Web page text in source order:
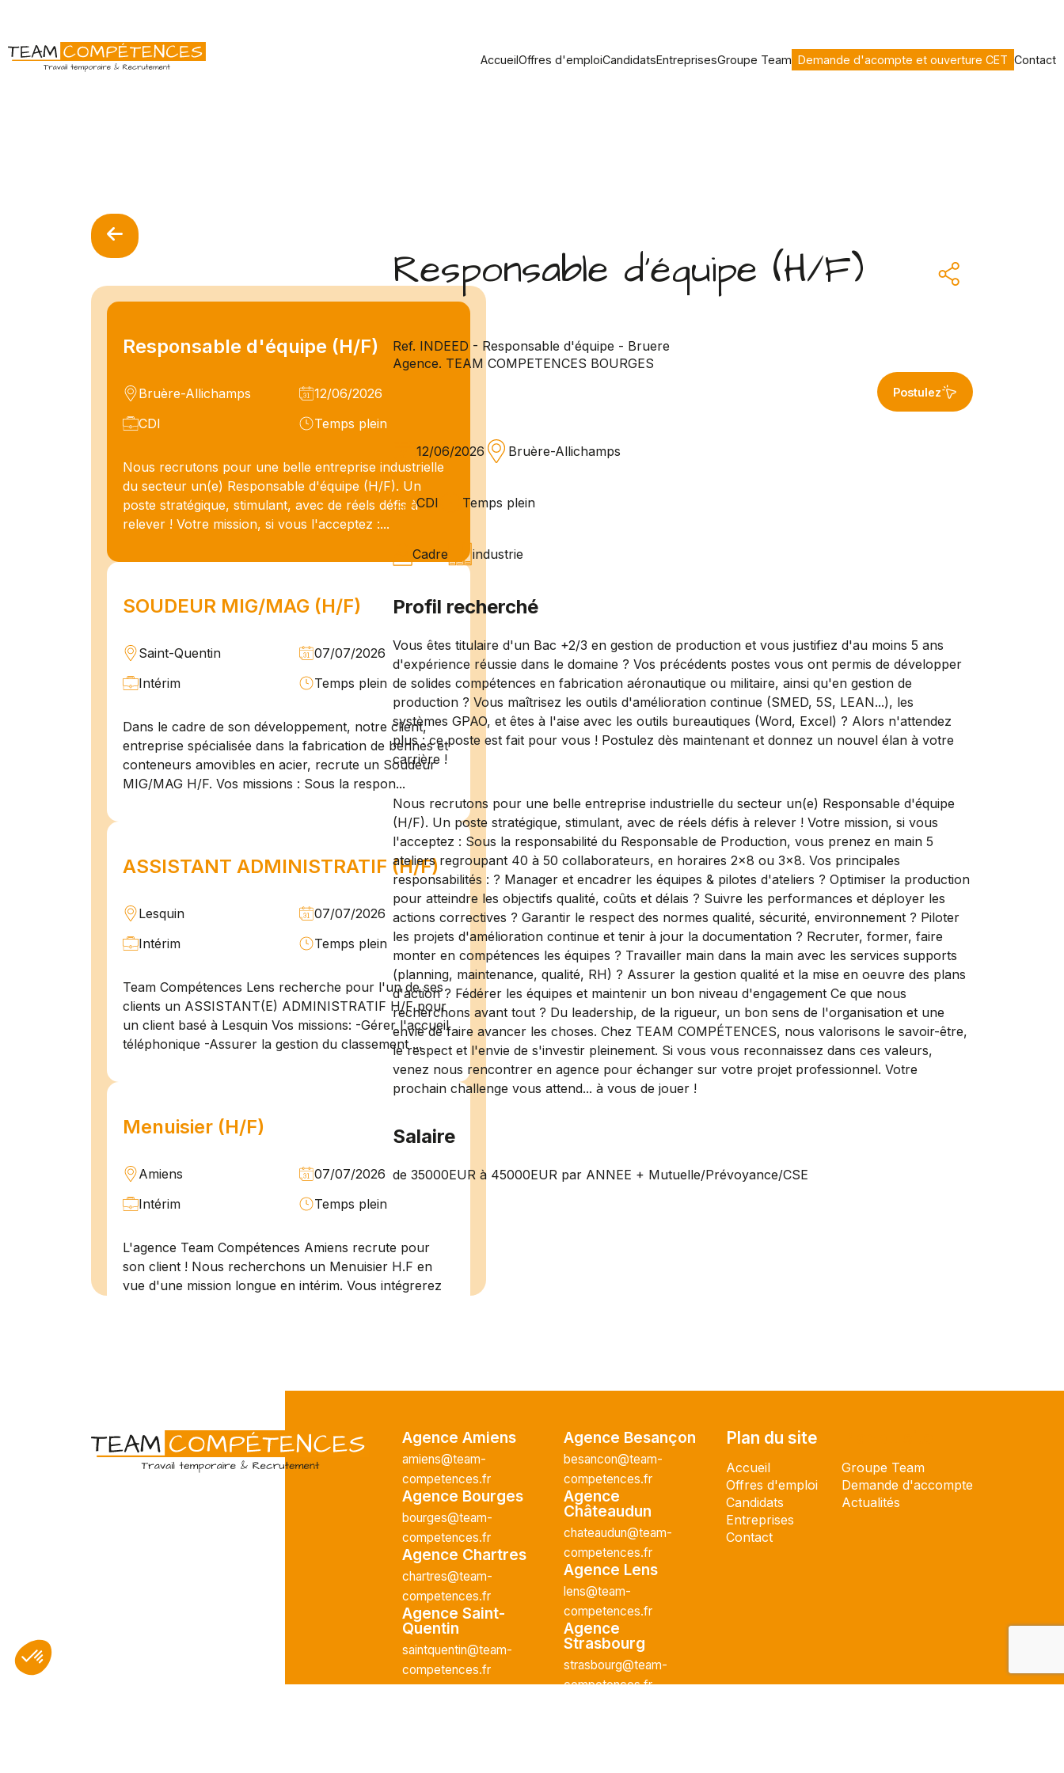
AccueilOffres d'emploiCandidatsEntreprisesGroupe Team Demande d'acompte et ouverture CET Contact
Responsable d'équipe (H/F)
Bruère-Allichamps
12/06/2026
CDI
Temps plein
Nous recrutons pour une belle entreprise industrielle
du secteur un(e) Responsable d'équipe (H/F). Un
poste stratégique, stimulant, avec de réels défis à
relever ! Votre mission, si vous l'acceptez :...
SOUDEUR MIG/MAG (H/F)
Saint-Quentin
07/07/2026
Intérim
Temps plein
Dans le cadre de son développement, notre client,
entreprise spécialisée dans la fabrication de bennes et
conteneurs amovibles en acier, recrute un Soudeur
MIG/MAG H/F. Vos missions : Sous la respon...
ASSISTANT ADMINISTRATIF (H/F)
Lesquin
07/07/2026
Intérim
Temps plein
Team Compétences Lens recherche pour l'un de ses
clients un ASSISTANT(E) ADMINISTRATIF H/F pour
un client basé à Lesquin Vos missions: -Gérer l'accueil
téléphonique -Assurer la gestion du classement ...
Menuisier (H/F)
Amiens
07/07/2026
Intérim
Temps plein
L'agence Team Compétences Amiens recrute pour
son client ! Nous recherchons un Menuisier H.F en
vue d'une mission longue en intérim. Vous intégrerez
Technicien de maintenance H/F
Amiens
07/07/2026
Intérim
Temps plein
L'agence TEAM COMPETENCES recherche pour son
client, des Techniciens de Maintenance H/F afin
d'assurer la maintenance préventive et curative
d'installations industrielles. Vos missions : - Réaliser...
Responsable d'équipe (H/F)
Ref. INDEED - Responsable d'équipe - Bruere
Agence. TEAM COMPETENCES BOURGES
Postulez
12/06/2026 Bruère-Allichamps
CDI Temps plein
Cadre industrie
Profil recherché
Vous êtes titulaire d'un Bac +2/3 en gestion de production et vous justifiez d'au moins 5 ans
d'expérience réussie dans le domaine ? Vos précédents postes vous ont permis de développer
de solides compétences en fabrication aéronautique ou militaire, ainsi qu'en gestion de
production ? Vous maîtrisez les outils d'amélioration continue (SMED, 5S, LEAN...), les
systèmes GPAO, et êtes à l'aise avec les outils bureautiques (Word, Excel) ? Alors n'attendez
plus : ce poste est fait pour vous ! Postulez dès maintenant et donnez un nouvel élan à votre
carrière !
Nous recrutons pour une belle entreprise industrielle du secteur un(e) Responsable d'équipe
(H/F). Un poste stratégique, stimulant, avec de réels défis à relever ! Votre mission, si vous
l'acceptez : Sous la responsabilité du Responsable de Production, vous prenez en main 5
ateliers regroupant 40 à 50 collaborateurs, en horaires 2x8 ou 3x8. Vos principales
responsabilités : ? Manager et encadrer les équipes & pilotes d'ateliers ? Optimiser la production
pour atteindre les objectifs qualité, coûts et délais ? Suivre les performances et déployer les
actions correctives ? Garantir le respect des normes qualité, sécurité, environnement ? Piloter
les projets d'amélioration continue et tenir à jour la documentation ? Recruter, former, faire
monter en compétences les équipes ? Travailler main dans la main avec les services supports
(planning, maintenance, qualité, RH) ? Assurer la gestion qualité et la mise en oeuvre des plans
d'action ? Fédérer les équipes et maintenir un bon niveau d'engagement Ce que nous
recherchons avant tout ? Du leadership, de la rigueur, un bon sens de l'organisation et une
envie de faire avancer les choses. Chez TEAM COMPÉTENCES, nous valorisons le savoir-être,
le respect et l'envie de s'investir pleinement. Si vous vous reconnaissez dans ces valeurs,
venez nous rencontrer en agence pour échanger sur votre projet professionnel. Votre
prochain challenge vous attend... à vous de jouer !
Salaire
de 35000EUR à 45000EUR par ANNEE + Mutuelle/Prévoyance/CSE
Agence Amiens
amiens@team-
competences.fr
Agence Bourges
bourges@team-
competences.fr
Agence Chartres
chartres@team-
competences.fr
Agence Saint-
Quentin
saintquentin@team-
competences.fr
Agence Besançon
besancon@team-
competences.fr
Agence
Châteaudun
chateaudun@team-
competences.fr
Agence Lens
lens@team-
competences.fr
Agence
Strasbourg
strasbourg@team-
competences.fr
Plan du site
Accueil
Offres d'emploi
Candidats
Entreprises
Contact
Groupe Team
Demande d'accompte
Actualités